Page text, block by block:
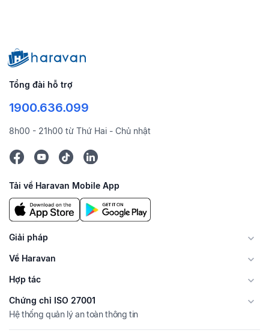
Tổng đài hỗ trợ
1900.636.099
8h00 - 21h00 từ Thứ Hai - Chủ nhật
Tải về Haravan Mobile App
Giải pháp
Về Haravan
Hợp tác
Chứng chỉ ISO 27001
Hệ thống quản lý an toàn thông tin